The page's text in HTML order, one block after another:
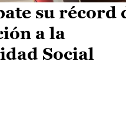
su récord
a la
Social